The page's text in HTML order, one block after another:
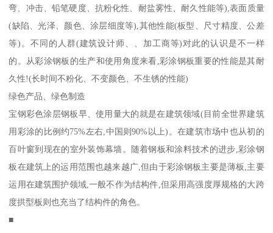
弯、冲击、铅笔硬度、抗粉化性、耐盐雾性、耐久性能等),表面质量
(缺陷、光泽、颜色、涂层细度等),其他性能(板型、尺寸精度、公差
等)。不同的人群(建筑设计师、、加工商等)对此的认识是不一样
的。从彩涂钢板的生产和使用角度来看,彩涂钢板重要的性能是其耐
久性!(长时间不粉化、不变颜色、不生锈的性能)
绿色产品、绿色制造
宝钢彩色涂层钢板早、使用量大的就是在建筑领域(目前全世界建筑
用彩涂的比例约75%左右,中国则90%以上)。在建筑市场中也从初的
百叶窗到现在的室外装饰幕墙。随着钢板和涂料技术的进步,彩涂钢
板在建筑上的运用范围也越来越广,但由于彩涂钢板主要是薄板,主要
运用在建筑围护领域,一般不作为结构件,但采用高强度厚规格的大跨
度拱型板则也充当了结构件的角色。
■